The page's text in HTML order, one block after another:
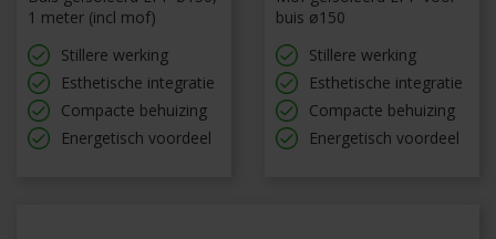
1 meter (incl mof)
Stillere werking
Esthetische integratie
Compacte behuizing
Energetisch voordeel
buis ø150
Stillere werking
Esthetische integratie
Compacte behuizing
Energetisch voordeel